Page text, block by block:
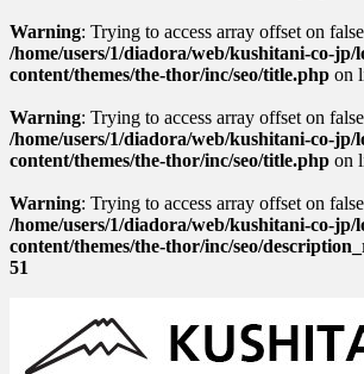
Warning: Trying to access array offset on
/home/users/1/diadora/web/kushitani-co-jp/
content/themes/the-thor/inc/seo/title.php on
Warning: Trying to access array offset on
/home/users/1/diadora/web/kushitani-co-jp/
content/themes/the-thor/inc/seo/title.php on
Warning: Trying to access array offset on
/home/users/1/diadora/web/kushitani-co-jp/
content/themes/the-thor/inc/seo/
51